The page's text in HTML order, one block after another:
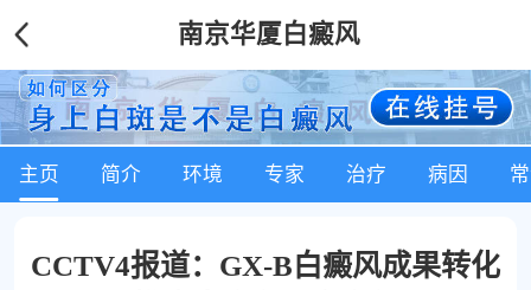
南京华厦白癜风
主页 简介 环境 专家 治疗 病因
CCTV4报道：GX-B白癜风成果转化